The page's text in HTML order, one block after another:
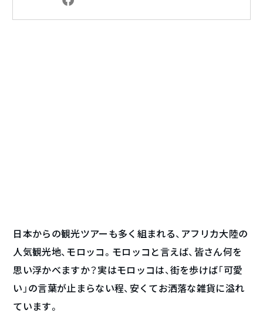
日本からの観光ツアーも多く組まれる、アフリカ大陸の
人気観光地、モロッコ。モロッコと言えば、皆さん何を
思い浮かべますか？実はモロッコは、街を歩けば「可愛
い」の言葉が止まらない程、安くてお洒落な雑貨に溢れ
ています。